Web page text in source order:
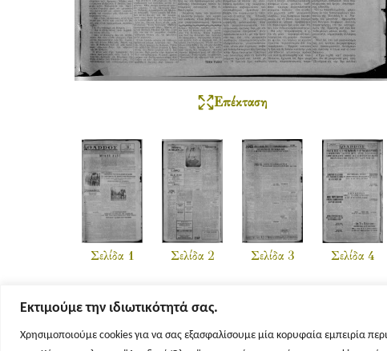
Εκτιμούμε την ιδιωτικότητά σας.
Χρησιμοποιούμε cookies για να σας εξασφαλίσουμε μία κορυφαία εμπειρία
Επέκταση
Σελίδα 1 Σελίδα 2 Σελίδα 3 Σελίδα 4